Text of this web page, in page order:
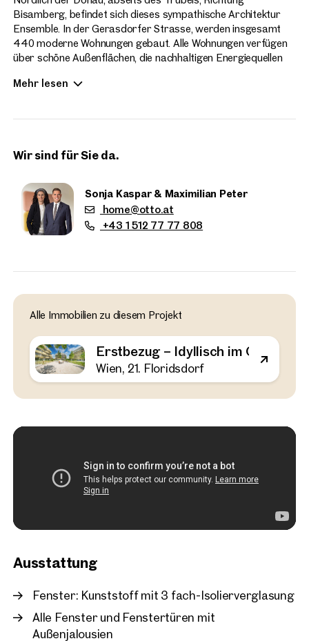
Bisamberg, befindet sich dieses sympathische Architektur
Ensemble. In der Gerasdorfer Strasse, werden insgesamt
440 moderne Wohnungen gebaut. Alle Wohnungen verfügen
über schöne Außenflächen, die nachhaltigen Energiequellen
Wohnungsgrößen sind ab 2-4 Zimmer verfügbar. Die
Mehr lesen
Wir sind für Sie da.
Sonja Kaspar & Maximilian Peter
home@otto.at
+43 1 512 77 77 808
Alle Immobilien zu diesem Projekt
Erstbezug – Idyllisch im Grünen
Wien, 21. Floridsdorf
Ausstattung
Fenster: Kunststoff mit 3 fach-Isolierverglasung
Alle Fenster und Fenstertüren mit
Außenjalousien
Erstbezug – Idyllisch im
Großes Outdoor-Areal
Balkon